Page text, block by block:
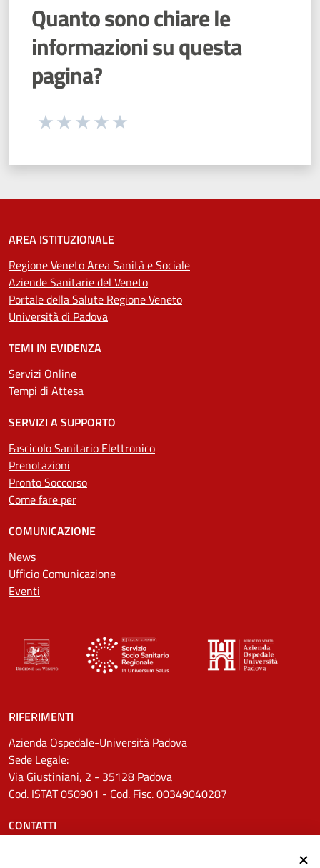
Quanto sono chiare le
informazioni su questa
pagina?
Seleziona una valutazione da 1 a 5 stelle
AREA ISTITUZIONALE
Regione Veneto Area Sanità e Sociale
Aziende Sanitarie del Veneto
Portale della Salute Regione Veneto
Università di Padova
TEMI IN EVIDENZA
Servizi Online
Tempi di Attesa
SERVIZI A SUPPORTO
Fascicolo Sanitario Elettronico
Prenotazioni
Pronto Soccorso
Come fare per
COMUNICAZIONE
News
Ufficio Comunicazione
Eventi
RIFERIMENTI
Azienda Ospedale-Università Padova
Sede Legale:
Via Giustiniani, 2 - 35128 Padova
Cod. ISTAT 050901 - Cod. Fisc. 00349040287
CONTATTI